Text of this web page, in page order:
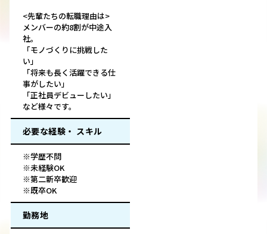
<先輩たちの転職理由は>
メンバーの約8割が中途入
社。
「モノづくりに挑戦した
い」
「将来も長く活躍できる仕
事がしたい」
「正社員デビューしたい」
など様々です。
必要な経験・ スキル
※学歴不問
※未経験OK
※第二新卒歓迎
※既卒OK
勤務地